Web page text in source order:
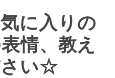
に入りの
情、教え
さい☆